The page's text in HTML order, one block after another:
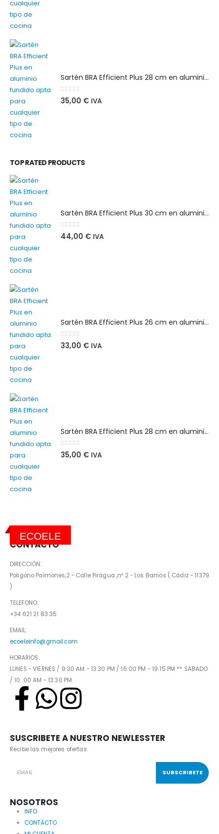
Sartén BRA Efficient Plus 28 cm en aluminio fundido apta para cualquier tipo de cocina
0out of 5
35,00 € IVA
TOP RATED PRODUCTS
Sartén BRA Efficient Plus 30 cm en aluminio fundido apta para cualquier tipo de cocina
0out of 5
44,00 € IVA
Sartén BRA Efficient Plus 26 cm en aluminio fundido apta para cualquier tipo de cocina
0out of 5
33,00 € IVA
Sartén BRA Efficient Plus 28 cm en aluminio fundido apta para cualquier tipo de cocina
0out of 5
35,00 € IVA
ECOELE
CONTACTO
DIRECCIÓN:
Poligono Palmones,2 - Calle Piragua ,nº 2 - Los Barrios ( Cádiz - 11379
)
TELEFONO:
+34 621 21 83 35
EMAIL:
ecoeleinfo@gmail.com
HORARIOS:
LUNES - VIERNES / 9:30 AM - 13:30 PM / 16:00 PM - 19:15 PM ** SABADO
/ 10 :00 AM - 13:30 PM
SUSCRIBETE A NUESTRO NEWLESSTER
Recibe las mejores ofertas
NOSOTROS
INFO
CONTACTO